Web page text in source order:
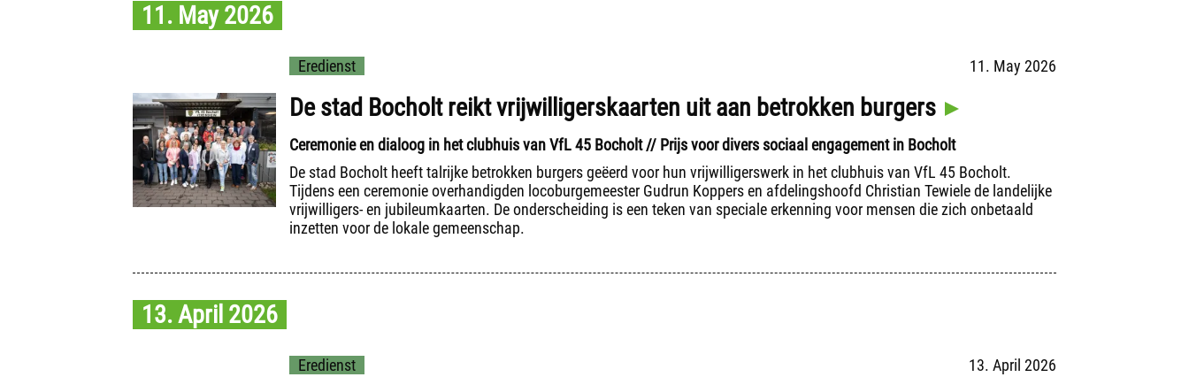
11. May 2026
Eredienst 11. May 2026
De stad Bocholt reikt vrijwilligerskaarten uit aan betrokken burgers
Ceremonie en dialoog in het clubhuis van VfL 45 Bocholt // Prijs voor divers sociaal engagement in Bocholt
De stad Bocholt heeft talrijke betrokken burgers geëerd voor hun vrijwilligerswerk in het clubhuis van VfL 45 Bocholt.
Tijdens een ceremonie overhandigden locoburgemeester Gudrun Koppers en afdelingshoofd Christian Tewiele de landelijke
vrijwilligers- en jubileumkaarten. De onderscheiding is een teken van speciale erkenning voor mensen die zich onbetaald
inzetten voor de lokale gemeenschap.
13. April 2026
Eredienst 13. April 2026